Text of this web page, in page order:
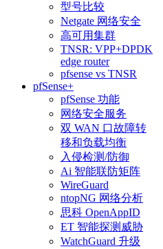
型号比较
Netgate 网络安全
高可用集群
TNSR: VPP+DPDK
edge router
pfsense vs TNSR
pfSense+
pfSense 功能
网络安全服务
双 WAN 口故障转
移和负载均衡
入侵检测/防御
Ai 智能联防矩阵
WireGuard
ntopNG 网络分析
思科 OpenAppID
ET 智能探测威胁
WatchGuard 升级